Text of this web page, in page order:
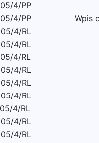
4/PP
4/PP
Wpis
4/RL
4/RL
4/RL
4/RL
4/RL
4/RL
4/RL
4/RL
4/RL